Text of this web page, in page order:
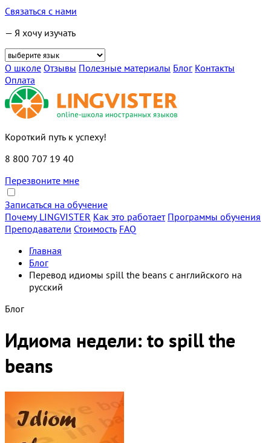
Связаться с нами
— Я хочу изучать
О школе Отзывы Полезные материалы Блог Контакты
Оплата
Короткий путь к успеху!
8 800 707 19 40
Перезвоните мне
Записаться на обучение
Почему LINGVISTER Как это работает Программы обучения
Преподаватели Стоимость FAQ
Главная
Блог
Перевод идиомы spill the beans с английского на
русский
Блог
Идиома недели: to spill the
beans